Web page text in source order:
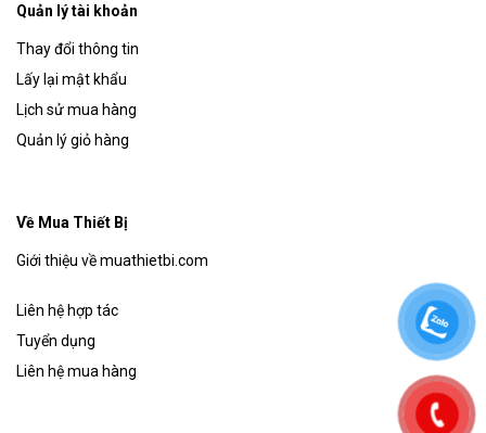
Quản lý tài khoản
Thay đổi thông tin
Lấy lại mật khẩu
Lịch sử mua hàng
Quản lý giỏ hàng
Về Mua Thiết Bị
Giới thiệu về muathietbi.com
Liên hệ hợp tác
Tuyển dụng
Liên hệ mua hàng